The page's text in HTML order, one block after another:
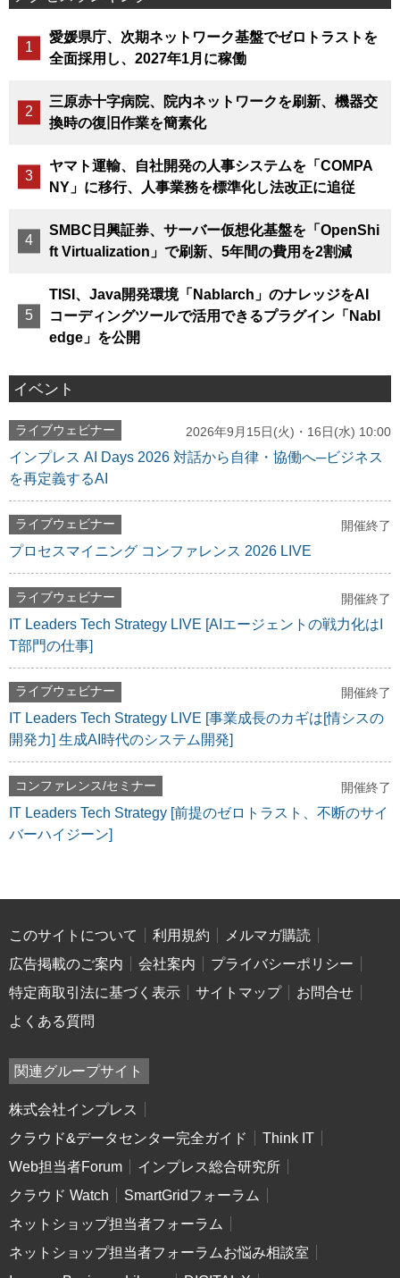
愛媛県庁、次期ネットワーク基盤でゼロトラストを
全面採用し、2027年1月に稼働
三原赤十字病院、院内ネットワークを刷新、機器交
換時の復旧作業を簡素化
ヤマト運輸、自社開発の人事システムを「COMPA
NY」に移行、人事業務を標準化し法改正に追従
SMBC日興証券、サーバー仮想化基盤を「OpenShi
ft Virtualization」で刷新、5年間の費用を2割減
TISI、Java開発環境「Nablarch」のナレッジをAI
コーディングツールで活用できるプラグイン「Nabl
edge」を公開
イベント
ライブウェビナー 2026年9月15日(火)・16日(水) 10:00
インプレス AI Days 2026 対話から自律・協働へ─ビジネス
を再定義するAI
ライブウェビナー 開催終了
プロセスマイニング コンファレンス 2026 LIVE
ライブウェビナー 開催終了
IT Leaders Tech Strategy LIVE [AIエージェントの戦力化はI
T部門の仕事]
ライブウェビナー 開催終了
IT Leaders Tech Strategy LIVE [事業成長のカギは[情シスの
開発力] 生成AI時代のシステム開発]
コンファレンス/セミナー 開催終了
IT Leaders Tech Strategy [前提のゼロトラスト、不断のサイ
バーハイジーン]
このサイトについて 利用規約
メルマガ購読
広告掲載のご案内
会社案内
プライバシーポリシー
特定商取引法に基づく表示
サイトマップ
お問合せ
よくある質問
関連グループサイト
株式会社インプレス
クラウド&データセンター完全ガイド
Think IT
Web担当者Forum
インプレス総合研究所
クラウド Watch
SmartGridフォーラム
ネットショップ担当者フォーラム
ネットショップ担当者フォーラムお悩み相談室